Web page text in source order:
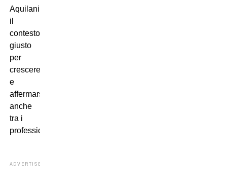
Aquilani
il
contesto
giusto
per
crescere
e
affermarsi
anche
tra i
professionisti.
ADVERTISEMENT